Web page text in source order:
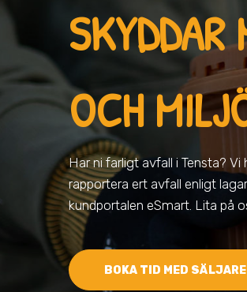
OCH
Har ni farligt avfall i Tensta? Vi
rapportera ert avfall enligt
kundportalen eSmart. Lita på
BOKA TID MED SÄLJARE